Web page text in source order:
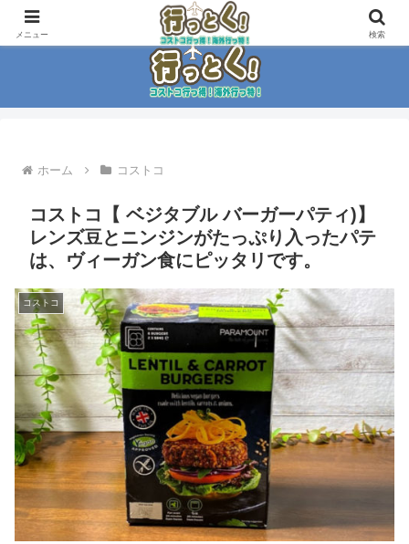
コストコ大好き家族がイチ押商品紹介！！
ホーム コストコ
コストコ【 ベジタブル バーガーパティ)】
レンズ豆とニンジンがたっぷり入ったパテ
は、ヴィーガン食にピッタリです。
コストコ
メニュー 検索